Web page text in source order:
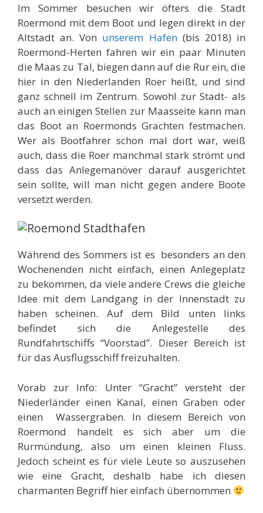
Im Sommer besuchen wir öfters die Stadt
Roermond mit dem Boot und legen direkt in der
Altstadt an. Von unserem Hafen(bis 2018) in
Roermond-Herten fahren wir ein paar Minuten
die Maas zu Tal, biegen dann auf die Rur ein, die
hier in den Niederlanden Roer heißt, und sind
ganz schnell im Zentrum. Sowohl zur Stadt- als
auch an einigen Stellen zur Maasseite kann man
das Boot an Roermonds Grachten festmachen.
Wer als Bootfahrer schon mal dort war, weiß
auch, dass die Roer manchmal stark strömt und
dass das Anlegemanöver darauf ausgerichtet
sein sollte, will man nicht gegen andere Boote
versetzt werden.
Während des Sommers ist es besonders an den
Wochenenden nicht einfach, einen Anlegeplatz
zu bekommen, da viele andere Crews die gleiche
Idee mit dem Landgang in der Innenstadt zu
haben scheinen. Auf dem Bild unten links
befindet sich die Anlegestelle des
Rundfahrtschiffs “Voorstad”. Dieser Bereich ist
für das Ausflugsschiff freizuhalten.
Vorab zur Info: Unter “Gracht” versteht der
Niederländer einen Kanal, einen Graben oder
einen Wassergraben. In diesem Bereich von
Roermond handelt es sich aber um die
Rurmündung, also um einen kleinen Fluss.
Jedoch scheint es für viele Leute so auszusehen
wie eine Gracht, deshalb habe ich diesen
charmanten Begriff hier einfach übernommen